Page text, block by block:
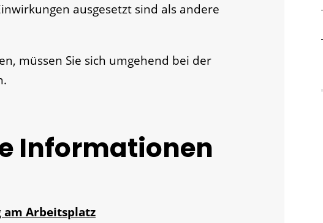
ausgesetzt sind als andere
müssen Sie sich umgehend bei der
Informationen
am Arbeitsplatz